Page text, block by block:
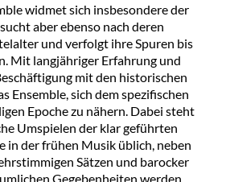
widmet sich insbesondere der
aber ebenso nach deren
und verfolgt ihre Spuren bis
Mit langjähriger Erfahrung und
mit den historischen
Ensemble, sich dem spezifischen
Epoche zu nähern. Dabei steht
Umspielen der klar geführten
in der frühen Musik üblich, neben
Sätzen und barocker
Gegebenheiten werden